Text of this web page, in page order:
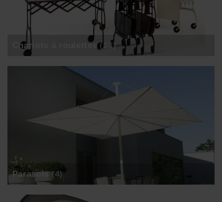
Chariots à roulettes (13)
Parasols (4)